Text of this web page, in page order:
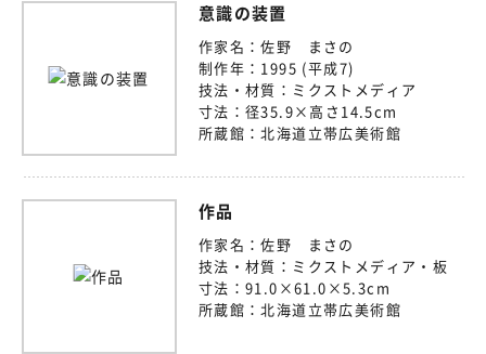
意識の装置
作家名：佐野 まさの
制作年： 1995 (平成7)
技法・材質： ミクストメディア
寸法： 径35.9×高さ14.5cm
所蔵館：北海道立帯広美術館
作品
作家名：佐野 まさの
技法・材質： ミクストメディア・板
寸法： 91.0×61.0×5.3cm
所蔵館： 北海道立帯広美術館